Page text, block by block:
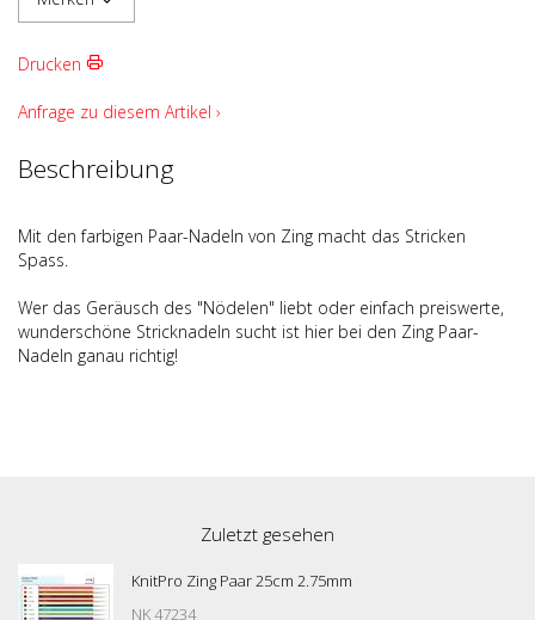
Drucken
Anfrage zu diesem Artikel ›
Beschreibung
Mit den farbigen Paar-Nadeln von Zing macht das Stricken
Spass.
Wer das Geräusch des "Nödelen" liebt oder einfach preiswerte,
wunderschöne Stricknadeln sucht ist hier bei den Zing Paar-
Nadeln ganau richtig!
Zuletzt gesehen
KnitPro Zing Paar 25cm 2.75mm
NK 47234